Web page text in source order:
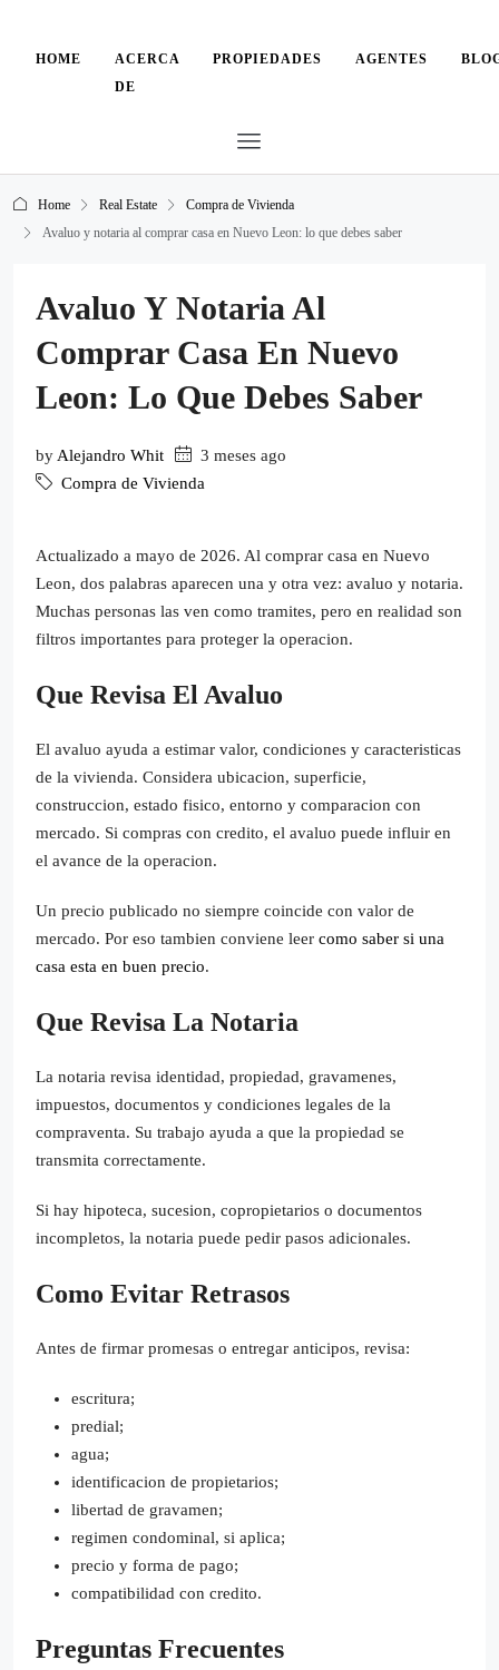
HOME
ACERCA
DE
PROPIEDADES AGENTES
Home Real Estate
Compra de Vivienda
Avaluo y notaria al comprar casa en Nuevo Leon: lo que debes saber
Avaluo Y Notaria Al
Comprar Casa En Nuevo
Leon: Lo Que Debes Saber
by Alejandro Whit
3 meses ago
Compra de Vivienda
Actualizado a mayo de 2026. Al comprar casa en Nuevo
Leon, dos palabras aparecen una y otra vez: avaluo y notaria.
Muchas personas las ven como tramites, pero en realidad son
filtros importantes para proteger la operacion.
Que Revisa El Avaluo
El avaluo ayuda a estimar valor, condiciones y caracteristicas
de la vivienda. Considera ubicacion, superficie,
construccion, estado fisico, entorno y comparacion con
mercado. Si compras con credito, el avaluo puede influir en
el avance de la operacion.
Un precio publicado no siempre coincide con valor de
mercado. Por eso tambien conviene leer como saber si una
casa esta en buen precio.
Que Revisa La Notaria
La notaria revisa identidad, propiedad, gravamenes,
impuestos, documentos y condiciones legales de la
compraventa. Su trabajo ayuda a que la propiedad se
transmita correctamente.
Si hay hipoteca, sucesion, copropietarios o documentos
incompletos, la notaria puede pedir pasos adicionales.
Como Evitar Retrasos
Antes de firmar promesas o entregar anticipos, revisa:
escritura;
predial;
agua;
identificacion de propietarios;
libertad de gravamen;
regimen condominal, si aplica;
precio y forma de pago;
compatibilidad con credito.
Preguntas Frecuentes